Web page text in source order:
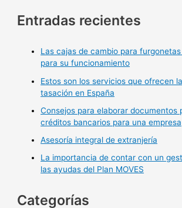
Entradas recientes
Las cajas de cambio para
para su funcionamiento
Estos son los servicios que ofrecen
tasación en España
Consejos para elaborar documentos
créditos bancarios para una empresa
Asesoría integral de extranjería
La importancia de contar con un
las ayudas del Plan MOVES
Categorías